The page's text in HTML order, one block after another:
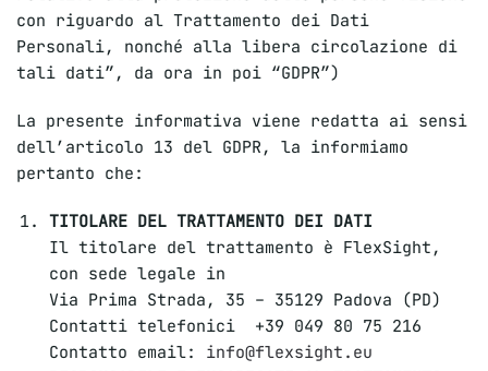
con riguardo al Trattamento dei Dati
Personali, nonché alla libera circolazione di
tali dati”, da ora in poi “GDPR”)
La presente informativa viene redatta ai sensi
dell’articolo 13 del GDPR, la informiamo
pertanto che:
TITOLARE DEL TRATTAMENTO DEI DATI
Il titolare del trattamento è FlexSight,
con sede legale in
Via Prima Strada, 35 – 35129 Padova (PD)
Contatti telefonici +39 049 80 75 216
Contatto email:
info@flexsight.eu